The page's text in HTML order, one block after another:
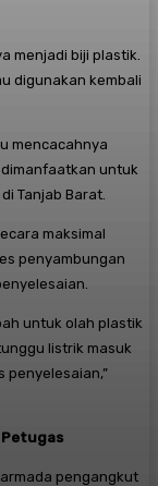
menjadi biji plastik.
digunakan kembali
mencacahnya
untuk
Tanjab Barat.
maksimal
penyambungan
untuk olah plastik
listrik masuk
penyelesaian,”
pengangkut